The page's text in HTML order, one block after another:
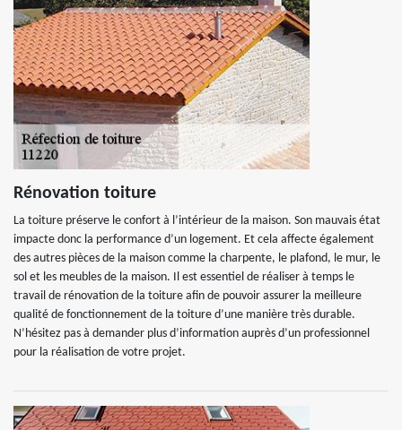
Rénovation toiture
La toiture préserve le confort à l’intérieur de la maison. Son mauvais état
impacte donc la performance d’un logement. Et cela affecte également
des autres pièces de la maison comme la charpente, le plafond, le mur, le
sol et les meubles de la maison. Il est essentiel de réaliser à temps le
travail de rénovation de la toiture afin de pouvoir assurer la meilleure
qualité de fonctionnement de la toiture d’une manière très durable.
N’hésitez pas à demander plus d’information auprès d’un professionnel
pour la réalisation de votre projet.